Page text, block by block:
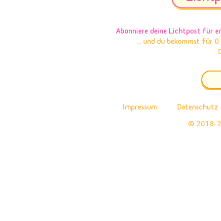
Abonniere deine Lichtpost für
... und du bekommst für
Impressum Datenschutz
© 2018-